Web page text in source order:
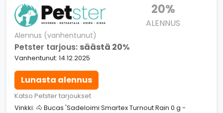
20%
ALENNUS
Alennus (vanhentunut)
Petster tarjous: säästä 20%
Vanhentunut: 14.12.2025
Lunasta alennus
Katso Petster tarjoukset
Vinkki: 🐴 Bucas 'Sadeloimi Smartex Turnout Rain 0 g -